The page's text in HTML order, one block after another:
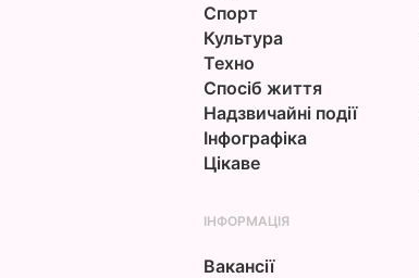
Спорт
Культура
Техно
Спосіб життя
Надзвичайні події
Інфографіка
Цікаве
ІНФОРМАЦІЯ
Вакансії